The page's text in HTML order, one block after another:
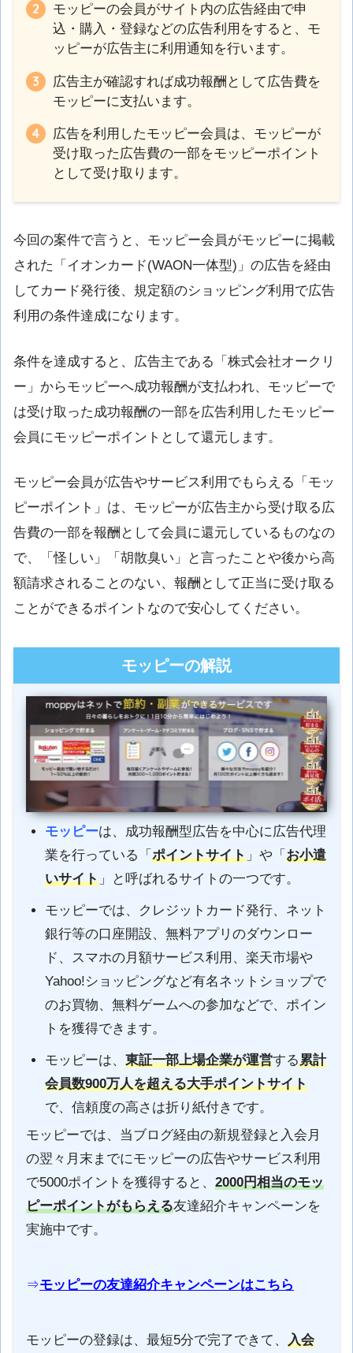
モッピーの会員がサイト内の広告経由で申
込・購入・登録などの広告利用をすると、モ
ッピーが広告主に利用通知を行います。
広告主が確認すれば成功報酬として広告費を
モッピーに支払います。
広告を利用したモッピー会員は、モッピーが
受け取った広告費の一部をモッピーポイント
として受け取ります。
今回の案件で言うと、モッピー会員がモッピーに掲載
された「イオンカード(WAON一体型)」の広告を経由
してカード発行後、規定額のショッピング利用で広告
利用の条件達成になります。
条件を達成すると、広告主である「株式会社オークリ
ー」からモッピーへ成功報酬が支払われ、モッピーで
は受け取った成功報酬の一部を広告利用したモッピー
会員にモッピーポイントとして還元します。
モッピー会員が広告やサービス利用でもらえる「モッ
ピーポイント」は、モッピーが広告主から受け取る広
告費の一部を報酬として会員に還元しているものなの
で、「怪しい」「胡散臭い」と言ったことや後から高
額請求されることのない、報酬として正当に受け取る
ことができるポイントなので安心してください。
モッピーの解説
モッピーは、成功報酬型広告を中心に広告代理
業を行っている「 ポイントサイト」や「 お小遣
いサイト」と呼ばれるサイトの一つです。
モッピーでは、クレジットカード発行、ネット
銀行等の口座開設、無料アプリのダウンロー
ド、スマホの月額サービス利用、楽天市場や
Yahoo!ショッピングなど有名ネットショップで
のお買物、無料ゲームへの参加などで、ポイン
トを獲得できます。
モッピーは、 東証一部上場企業が運営する累計
会員数900万人を超える大手ポイントサイト
で、信頼度の高さは折り紙付きです。
モッピーでは、当ブログ経由の新規登録と入会月
の翌々月末までにモッピーの広告やサービス利用
で5000ポイントを獲得すると、 2000円相当のモッ
ピーポイントがもらえる友達紹介キャンペーンを
実施中です。
⇒モッピーの友達紹介キャンペーンはこちら
モッピーの登録は、最短5分で完了できて、 入会